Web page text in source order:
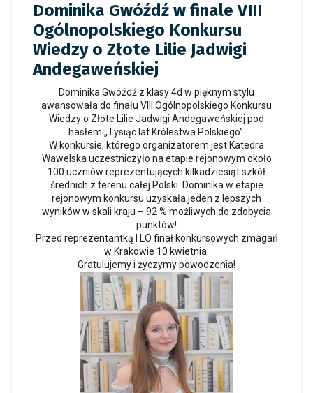
Dominika Gwóźdź w finale VIII
Ogólnopolskiego Konkursu
Wiedzy o Złote Lilie Jadwigi
Andegaweńskiej
Dominika Gwóźdź z klasy 4d w pięknym stylu
awansowała do finału VIII Ogólnopolskiego Konkursu
Wiedzy o Złote Lilie Jadwigi Andegaweńskiej pod
hasłem „Tysiąc lat Królestwa Polskiego”.
W konkursie, którego organizatorem jest Katedra
Wawelska uczestniczyło na etapie rejonowym około
100 uczniów reprezentujących kilkadziesiąt szkół
średnich z terenu całej Polski. Dominika w etapie
rejonowym konkursu uzyskała jeden z lepszych
wyników w skali kraju – 92 % możliwych do zdobycia
punktów!
Przed reprezentantką I LO finał konkursowych zmagań
w Krakowie 10 kwietnia.
Gratulujemy i życzymy powodzenia!